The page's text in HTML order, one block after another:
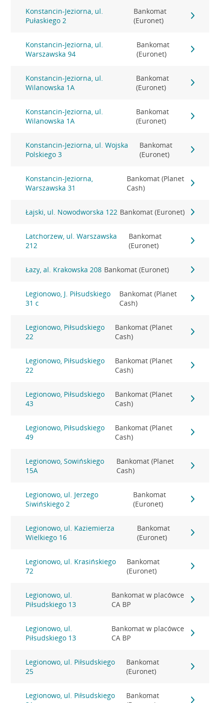
Konstancin-Jeziorna, ul.
Pułaskiego 2
Bankomat
(Euronet)
Konstancin-Jeziorna, ul.
Warszawska 94
Bankomat
(Euronet)
Konstancin-Jeziorna, ul.
Wilanowska 1A
Bankomat
(Euronet)
Konstancin-Jeziorna, ul.
Wilanowska 1A
Bankomat
(Euronet)
Konstancin-Jeziorna, ul. Wojska
Polskiego 3
Bankomat
(Euronet)
Konstancin-Jeziorna,
Warszawska 31
Bankomat (Planet
Cash)
Łajski, ul. Nowodworska 122 Bankomat (Euronet)
Latchorzew, ul. Warszawska
212
Bankomat
(Euronet)
Łazy, al. Krakowska 208 Bankomat (Euronet)
Legionowo, J. Piłsudskiego
31 c
Bankomat (Planet
Cash)
Legionowo, Piłsudskiego
22
Bankomat (Planet
Cash)
Legionowo, Piłsudskiego
22
Bankomat (Planet
Cash)
Legionowo, Piłsudskiego
43
Bankomat (Planet
Cash)
Legionowo, Piłsudskiego
49
Bankomat (Planet
Cash)
Legionowo, Sowińskiego
15A
Bankomat (Planet
Cash)
Legionowo, ul. Jerzego
Siwińskiego 2
Bankomat
(Euronet)
Legionowo, ul. Kaziemierza
Wielkiego 16
Bankomat
(Euronet)
Legionowo, ul. Krasińskiego
72
Bankomat
(Euronet)
Legionowo, ul.
Piłsudskiego 13
Bankomat w placówce
CA BP
Legionowo, ul.
Piłsudskiego 13
Bankomat w placówce
CA BP
Legionowo, ul. Piłsudskiego
25
Bankomat
(Euronet)
Legionowo, ul. Piłsudskiego
Bankomat